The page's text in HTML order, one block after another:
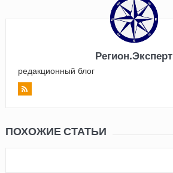
Регион.Эксперт
редакционный блог
ПОХОЖИЕ СТАТЬИ